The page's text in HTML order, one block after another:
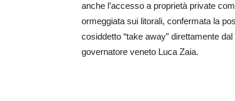
anche l’accesso a proprietà private
ormeggiata sui litorali, confermata la
cosiddetto “take away” direttamente
governatore veneto Luca Zaia.